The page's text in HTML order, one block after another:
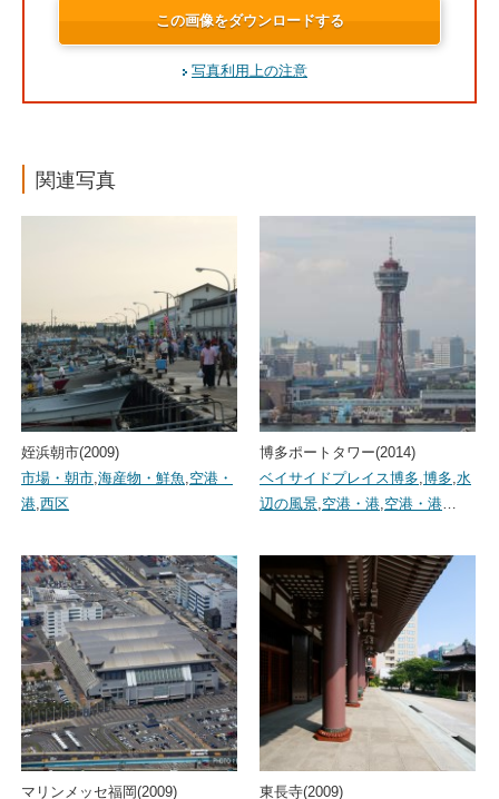
この画像をダウンロードする
写真利用上の注意
関連写真
姪浜朝市(2009)
市場・朝市,海産物・鮮魚,空港・
港,西区
博多ポートタワー(2014)
ベイサイドプレイス博多,博多,水
辺の風景,空港・港,空港・港…
マリンメッセ福岡(2009) 東長寺(2009)